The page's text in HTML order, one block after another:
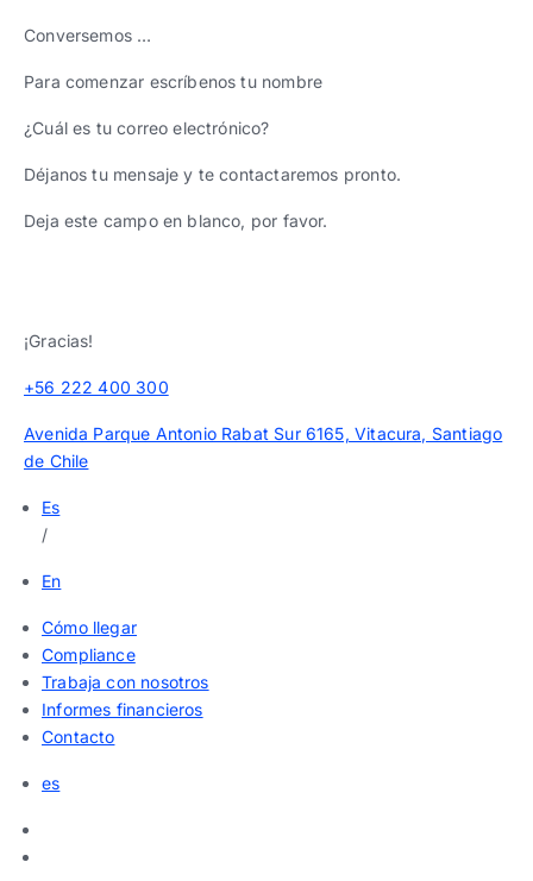
Conversemos …
Para comenzar escríbenos tu nombre
¿Cuál es tu correo electrónico?
Déjanos tu mensaje y te contactaremos pronto.
Deja este campo en blanco, por favor.
¡Gracias!
+56 222 400 300
Avenida Parque Antonio Rabat Sur 6165, Vitacura, Santiago
de Chile
Es
/
En
Cómo llegar
Compliance
Trabaja con nosotros
Informes financieros
Contacto
es